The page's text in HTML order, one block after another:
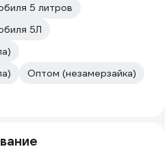
5 литров
5Л
Оптом (незамерзайка)